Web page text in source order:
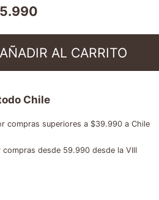
AÑADIR AL CARRITO
Chile
compras superiores a $39.990 a Chile
desde 59.990 desde la VIII